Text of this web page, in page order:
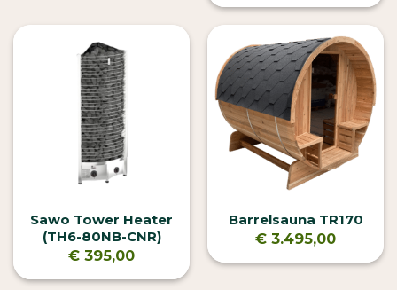
€ 7.795,00.
€
Sawo Tower Heater
(TH6-80NB-CNR)
€ 395,00
Barrelsauna TR170
€ 3.495,00